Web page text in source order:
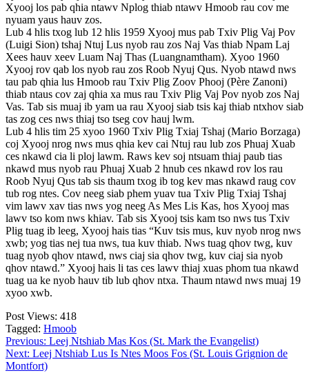
Xyooj los pab qhia ntawv Nplog thiab ntawv Hmoob rau cov me
nyuam yaus hauv zos.
Lub 4 hlis txog lub 12 hlis 1959 Xyooj mus pab Txiv Plig Vaj Pov
(Luigi Sion) tshaj Ntuj Lus nyob rau zos Naj Vas thiab Npam Laj
Xees hauv xeev Luam Naj Thas (Luangnamtham). Xyoo 1960
Xyooj rov qab los nyob rau zos Roob Nyuj Qus. Nyob ntawd nws
tau pab qhia lus Hmoob rau Txiv Plig Zoov Phooj (Père Zanoni)
thiab ntaus cov zaj qhia xa mus rau Txiv Plig Vaj Pov nyob zos Naj
Vas. Tab sis muaj ib yam ua rau Xyooj siab tsis kaj thiab ntxhov siab
tas zog ces nws thiaj tso tseg cov hauj lwm.
Lub 4 hlis tim 25 xyoo 1960 Txiv Plig Txiaj Tshaj (Mario Borzaga)
coj Xyooj nrog nws mus qhia kev cai Ntuj rau lub zos Phuaj Xuab
ces nkawd cia li ploj lawm. Raws kev soj ntsuam thiaj paub tias
nkawd mus nyob rau Phuaj Xuab 2 hnub ces nkawd rov los rau
Roob Nyuj Qus tab sis thaum txog ib tog kev mas nkawd raug cov
tub rog ntes. Cov neeg siab phem yuav tua Txiv Plig Txiaj Tshaj
vim lawv xav tias nws yog neeg As Mes Lis Kas, hos Xyooj mas
lawv tso kom nws khiav. Tab sis Xyooj tsis kam tso nws tus Txiv
Plig tuag ib leeg, Xyooj hais tias “Kuv tsis mus, kuv nyob nrog nws
xwb; yog tias nej tua nws, tua kuv thiab. Nws tuag qhov twg, kuv
tuag nyob qhov ntawd, nws ciaj sia qhov twg, kuv ciaj sia nyob
qhov ntawd.” Xyooj hais li tas ces lawv thiaj xuas phom tua nkawd
tuag ua ke nyob hauv tib lub qhov ntxa. Thaum ntawd nws muaj 19
xyoo xwb.
Post Views: 418
Tagged: Hmoob
Post
navigation
Previous: Leej Ntshiab Mas Kos (St. Mark the Evangelist)
Next: Leej Ntshiab Lus Is Ntes Moos Fos (St. Louis Grignion de
Montfort)